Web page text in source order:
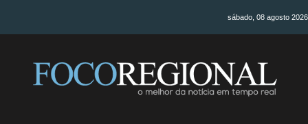
sábado, 08 agosto 2026